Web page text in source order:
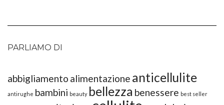
PARLIAMO DI
abbigliamento alimentazione anticellulite
antirughe bambini beauty bellezza benessere best seller